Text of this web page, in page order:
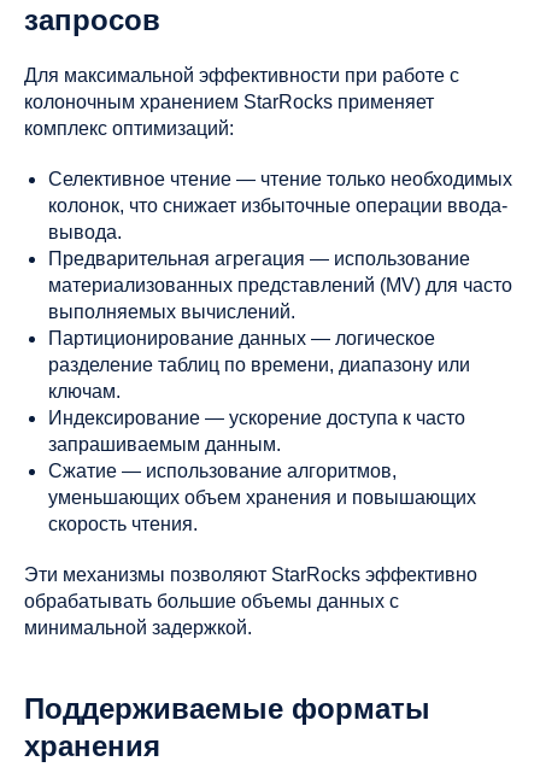
запросов
Для максимальной эффективности при работе с
колоночным хранением StarRocks применяет
комплекс оптимизаций:
Селективное чтение — чтение только необходимых
колонок, что снижает избыточные операции ввода-
вывода.
Предварительная агрегация — использование
материализованных представлений (MV) для часто
выполняемых вычислений.
Партиционирование данных — логическое
разделение таблиц по времени, диапазону или
ключам.
Индексирование — ускорение доступа к часто
запрашиваемым данным.
Сжатие — использование алгоритмов,
уменьшающих объем хранения и повышающих
скорость чтения.
Эти механизмы позволяют StarRocks эффективно
обрабатывать большие объемы данных с
минимальной задержкой.
Поддерживаемые форматы
хранения